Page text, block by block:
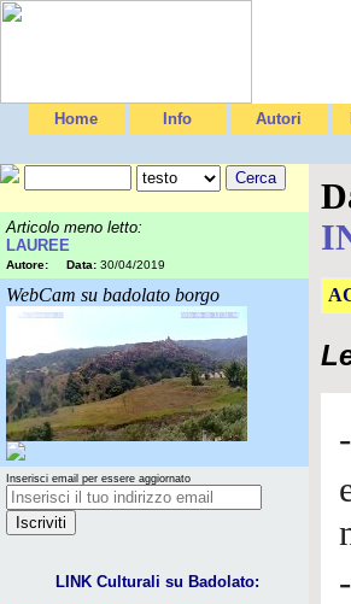
Home Info Autori
Articolo meno letto:
LAUREE
Autore: Data: 30/04/2019
WebCam su badolato borgo
Inserisci email per essere aggiornato
LINK Culturali su Badolato: